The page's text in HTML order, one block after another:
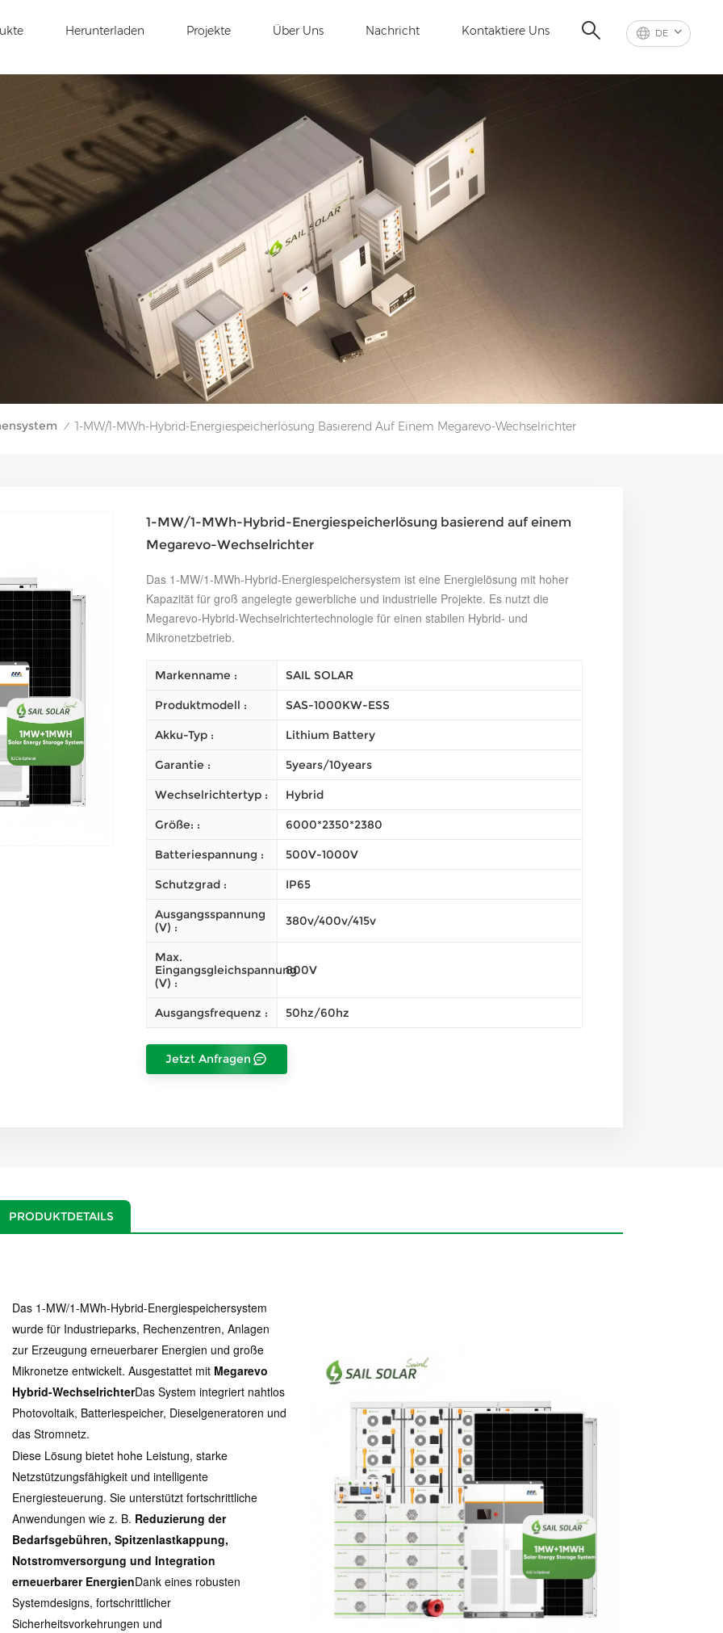
DE
Herunterladen Projekte Über Uns Nachricht Kontaktiere Uns
/ 1-MW/1-MWh-Hybrid-Energiespeicherlösung Basierend Auf Einem Megarevo-Wechselrichter
1-MW/1-MWh-Hybrid-Energiespeicherlösung basierend auf einem
Megarevo-Wechselrichter
Das 1-MW/1-MWh-Hybrid-Energiespeichersystem ist eine Energielösung mit hoher
Kapazität für groß angelegte gewerbliche und industrielle Projekte. Es nutzt die
Megarevo-Hybrid-Wechselrichtertechnologie für einen stabilen Hybrid- und
Mikronetzbetrieb.
Markenname : SAIL SOLAR
Produktmodell : SAS-1000KW-ESS
Akku-Typ : Lithium Battery
Garantie : 5years/10years
Wechselrichtertyp : Hybrid
Größe: : 6000*2350*2380
Batteriespannung : 500V-1000V
Schutzgrad : IP65
Ausgangsspannung
(V) :
380v/400v/415v
Max.
Eingangsgleichspannung
(V) :
800V
Ausgangsfrequenz : 50hz/60hz
Jetzt Anfragen
PRODUKTDETAILS
Das 1-MW/1-MWh-Hybrid-Energiespeichersystem
wurde für Industrieparks, Rechenzentren, Anlagen
zur Erzeugung erneuerbarer Energien und große
Mikronetze entwickelt. Ausgestattet mit Megarevo
Hybrid-WechselrichterDas System integriert nahtlos
Photovoltaik, Batteriespeicher, Dieselgeneratoren und
das Stromnetz.
Diese Lösung bietet hohe Leistung, starke
Netzstützungsfähigkeit und intelligente
Energiesteuerung. Sie unterstützt fortschrittliche
Anwendungen wie z. B. Reduzierung der
Bedarfsgebühren, Spitzenlastkappung,
Notstromversorgung und Integration
erneuerbarer EnergienDank eines robusten
Systemdesigns, fortschrittlicher
Sicherheitsvorkehrungen und